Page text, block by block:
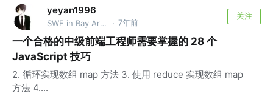
yeyan1996
SWE in Bay Area @TikTok · 7年前
关注
一个合格的中级前端工程师需要掌握的 28 个
JavaScript 技巧
2. 循环实现数组 map 方法 3. 使用 reduce 实现数组 map
方法 4....